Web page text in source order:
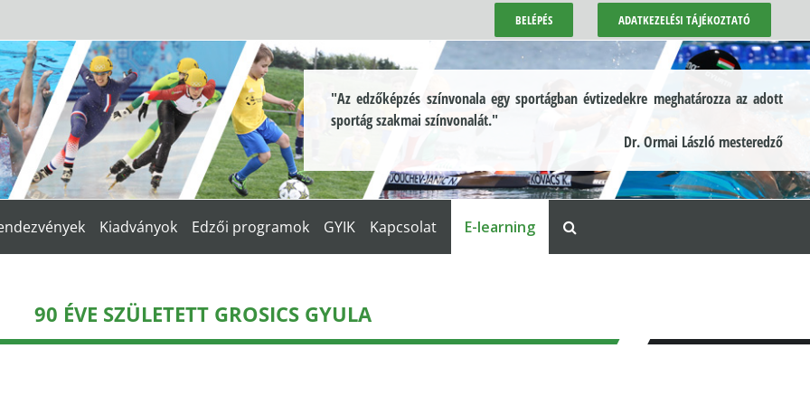
BELÉPÉS ADATKEZELÉSI TÁJÉKOZTATÓ
"Az edzőképzés színvonala egy sportágban évtizedekre meghatározza az adott
sportág szakmai színvonalát."
Dr. Ormai László mesteredző
Kiadványok Edzői programok GYIK Kapcsolat E-learning
90 ÉVE SZÜLETETT GROSICS GYULA